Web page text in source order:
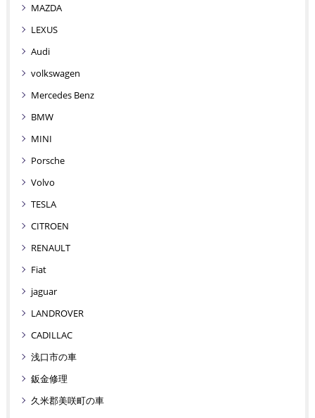
MAZDA
LEXUS
Audi
volkswagen
Mercedes Benz
BMW
MINI
Porsche
Volvo
TESLA
CITROEN
RENAULT
Fiat
jaguar
LANDROVER
CADILLAC
浅口市の車
鈑金修理
久米郡美咲町の車